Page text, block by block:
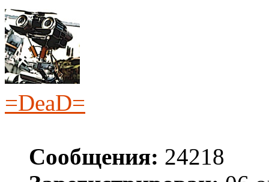
=DeaD=
Сообщения: 24218